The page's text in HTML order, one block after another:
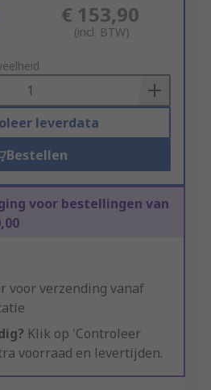
€ 153,90
(incl. BTW)
leverdata
Bestellen
voor bestellingen van
voor verzending vanaf
Klik op 'Controleer
voorraad en levertijden.